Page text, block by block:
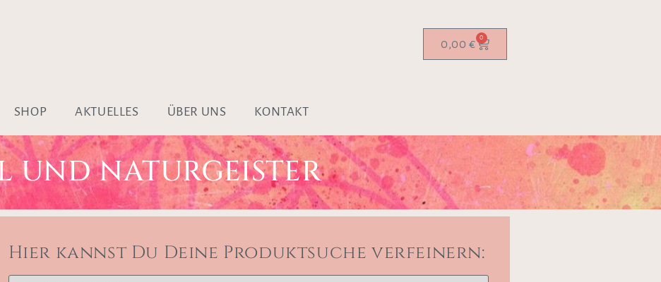
0,00 € 0
SHOP AKTUELLES ÜBER UNS KONTAKT
UND NATURGEISTER
Hier kannst Du Deine Produktsuche verfeinern: